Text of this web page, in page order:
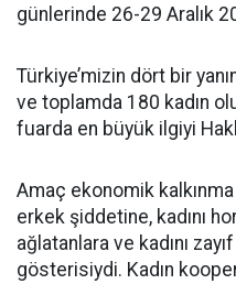
günlerinde 26-29 Aralık
Türkiye’mizin dört bir
ve toplamda 180 kadın
fuarda en büyük ilgiyi
Amaç ekonomik
erkek şiddetine, kadını
ağlatanlara ve kadını
gösterisiydi. Kadın